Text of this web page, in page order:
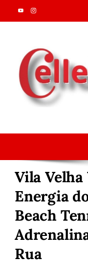
Skip
to
Vila
Energia
Beach
Rua